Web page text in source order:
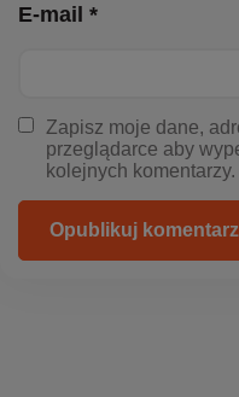
E-mail *
Zapisz moje dane,
przeglądarce aby
kolejnych komentarzy.
Opublikuj komentarz